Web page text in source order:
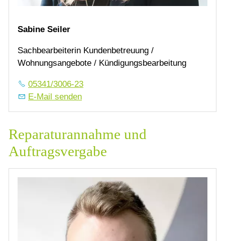
Sabine Seiler
Sachbearbeiterin Kundenbetreuung /
Wohnungsangebote / Kündigungsbearbeitung
05341/3006-23
E-Mail senden
Reparaturannahme und
Auftragsvergabe